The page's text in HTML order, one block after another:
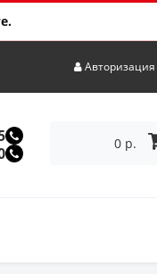
Авторизация
0 р.